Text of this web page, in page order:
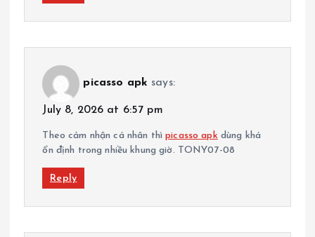
picasso apk says:
July 8, 2026 at 6:57 pm
Theo cảm nhận cá nhân thìpicasso apk dùng khá
ổn định trong nhiều khung giờ. TONY07-08
Reply